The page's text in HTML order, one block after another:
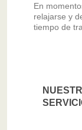
En
relajarse y
tiempo de